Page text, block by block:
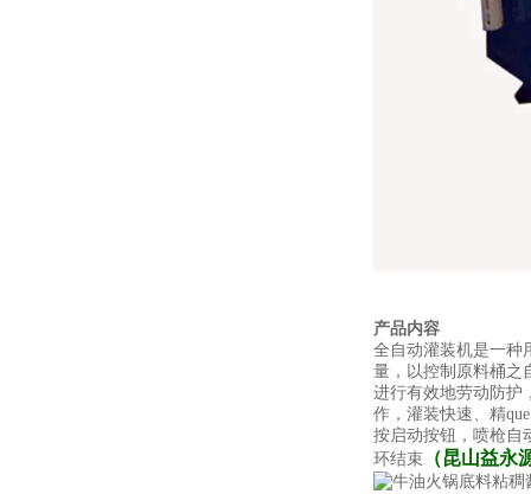
产品内容
全自动灌装机是一种
量，以控制原料桶之
进行有效地劳动防护
作，灌装快速、精
按启动按钮，喷枪自
环结束
（昆山益永